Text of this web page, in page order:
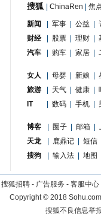
搜狐 ChinaRen 焦
新闻 军事 公益
财经
股票 理财
汽车
购车 家居
女人 母婴 新娘
旅游
天气 健康
IT
数码 手机
博客 圈子 邮箱
天龙
鹿鼎记
短信
搜狗
输入法 地图
搜狐招聘 - 广告服务 - 客服中心
Copyright©2018
搜狐不良信息举